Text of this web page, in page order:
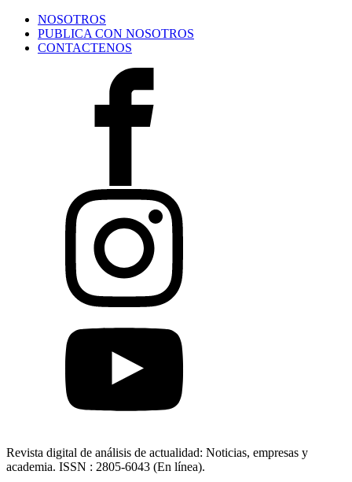
NOSOTROS
PUBLICA CON NOSOTROS
CONTACTENOS
Revista digital de análisis de actualidad: Noticias, empresas y
academia. ISSN : 2805-6043 (En línea).